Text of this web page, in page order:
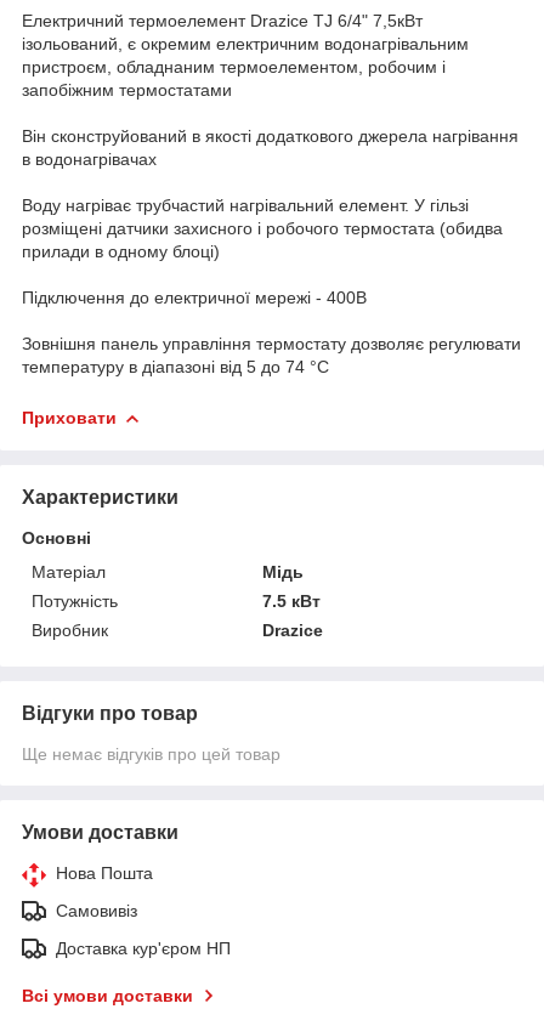
Електричний термоелемент Drazice TJ 6/4" 7,5кВт
ізольований, є окремим електричним водонагрівальним
пристроєм, обладнаним термоелементом, робочим і
запобіжним термостатами
Він сконструйований в якості додаткового джерела нагрівання
в водонагрівачах
Воду нагріває трубчастий нагрівальний елемент. У гільзі
розміщені датчики захисного і робочого термостата (обидва
прилади в одному блоці)
Підключення до електричної мережі - 400В
Зовнішня панель управління термостату дозволяє регулювати
температуру в діапазоні від 5 до 74 °C
Приховати
Характеристики
Основні
Матеріал
Мідь
Потужність
7.5 кВт
Виробник
Drazice
Відгуки про товар
Ще немає відгуків про цей товар
Умови доставки
Нова Пошта
Самовивіз
Доставка кур'єром НП
Всі умови доставки